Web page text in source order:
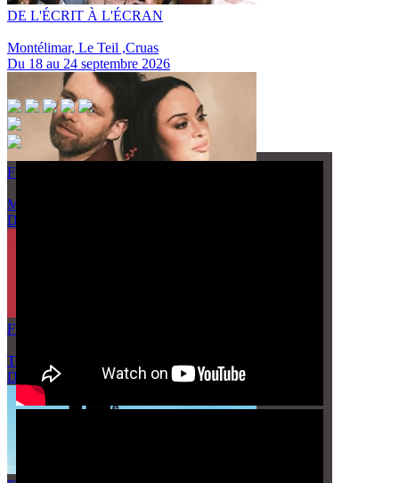
DE L'ÉCRIT À L'ÉCRAN
Montélimar, Le Teil ,Cruas
Du 18 au 24 septembre 2026
FESTIVAL JEAN CARMET
Moulins
Du 7 au 13 octobre 2026
FESTIVAL DU FAUTEUIL ROUGE
Tence
Du 7 au 11 octobre 2026